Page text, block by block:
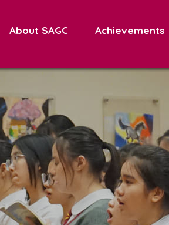
About SAGC Achievements